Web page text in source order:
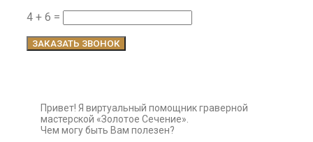
4 + 6 =
ЗАКАЗАТЬ ЗВОНОК
Привет! Я виртуальный помощник граверной
мастерской «Золотое Сечение».
Чем могу быть Вам полезен?